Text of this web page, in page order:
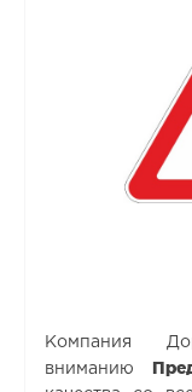
Компания
вниманию